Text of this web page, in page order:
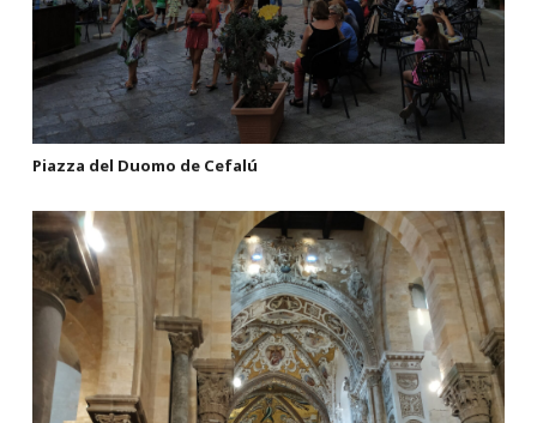
Piazza del Duomo de Cefalú